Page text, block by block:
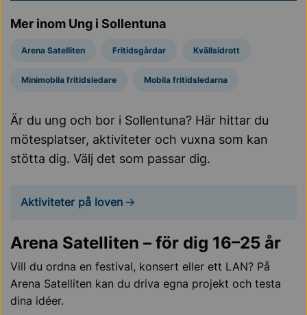
Mer inom Ung i Sollentuna
Arena Satelliten Fritidsgårdar Kvällsidrott
Minimobila fritidsledare Mobila fritidsledarna
Är du ung och bor i Sollentuna? Här hittar du
mötesplatser, aktiviteter och vuxna som kan
stötta dig. Välj det som passar dig.
Aktiviteter på loven
Arena Satelliten – för dig 16–25 år
Vill du ordna en festival, konsert eller ett LAN? På
Arena Satelliten kan du driva egna projekt och testa
dina idéer.